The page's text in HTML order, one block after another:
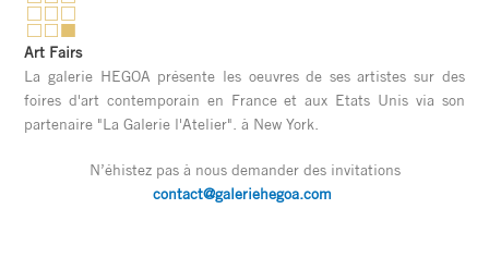
Art Fairs
La galerie HEGOA présente les oeuvres de ses artistes sur des
foires d'art contemporain en France et aux Etats Unis via son
partenaire "La Galerie l'Atelier". à New York.
N’éhistez pas à nous demander des invitations
contact@galeriehegoa.com